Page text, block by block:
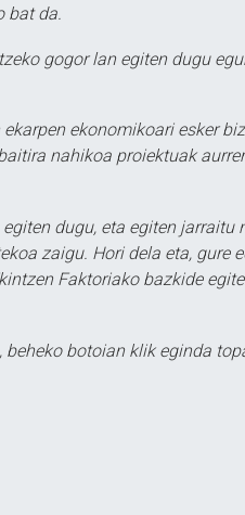
bat da.
gogor lan egiten dugu
ekonomikoari esker
nahikoa proiektuak
dugu, eta egiten jarraitu
zaigu. Hori dela eta, gure
Faktoriako bazkide
botoian klik eginda